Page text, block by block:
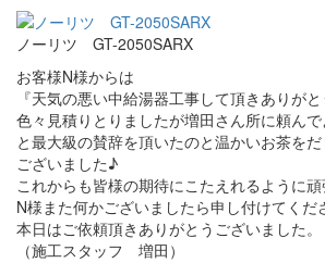
ノーリツ GT-2050SARX
お客様N様からは
『天気の悪い中給湯器工事して頂きありがと
色々見積りとりましたが増田さん所に頼んで
と最大級の賛辞を頂いたのと温かいお茶を
ございました♪
これからも皆様の期待にこたえれるように
N様また何かございましたら申し付けてくだ
本日はご依頼頂きありがとうございました。
（施工スタッフ 増田）